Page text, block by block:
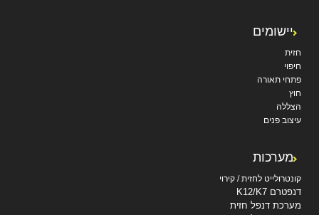
יישומים
חזית
חיפוי
פתחי תאורה
חוץ
הצללה
עיצוב פנים
מערכות
קונטרולייט לחזית / קירוי
דנפטרם K12/K7
מערכת דנפל חזית